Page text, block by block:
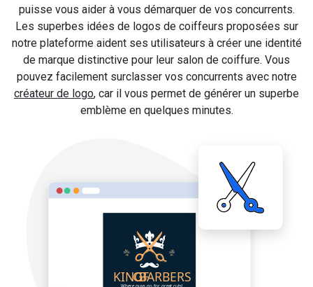
puisse vous aider à vous démarquer de vos concurrents.
Les superbes idées de logos de coiffeurs proposées sur
notre plateforme aident ses utilisateurs à créer une identité
de marque distinctive pour leur salon de coiffure. Vous
pouvez facilement surclasser vos concurrents avec notre
créateur de logo, car il vous permet de générer un superbe
emblème en quelques minutes.